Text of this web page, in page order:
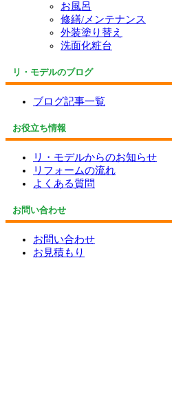
お風呂
修繕/メンテナンス
外装塗り替え
洗面化粧台
リ・モデルのブログ
ブログ記事一覧
お役立ち情報
リ・モデルからのお知らせ
リフォームの流れ
よくある質問
お問い合わせ
お問い合わせ
お見積もり